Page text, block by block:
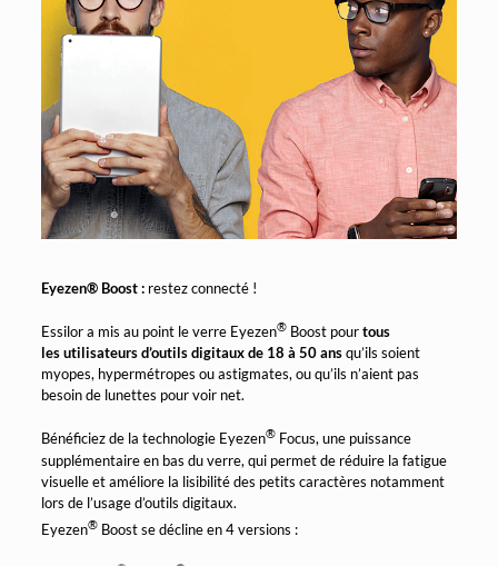
Eyezen® Boost : restez connecté !
Essilor a mis au point le verre Eyezen®Boost pourtous
les utilisateurs d’outils digitaux de 18 à 50 ansqu’ils soient
myopes, hypermétropes ou astigmates, ou qu’ils n’aient pas
besoin de lunettes pour voir net.
Bénéficiez de la technologie Eyezen®Focus, une puissance
supplémentaire en bas du verre, qui permet de réduire la fatigue
visuelle et améliore la lisibilité des petits caractères notamment
lors de l’usage d’outils digitaux.
Eyezen®Boost se décline en 4 versions :